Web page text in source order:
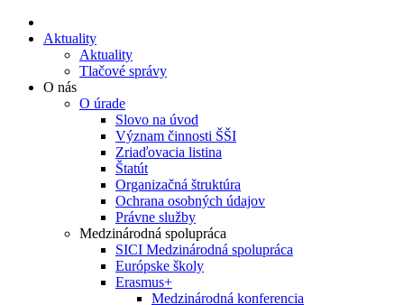
Aktuality
Aktuality
Tlačové správy
O nás
O úrade
Slovo na úvod
Význam činnosti ŠŠI
Zriaďovacia listina
Štatút
Organizačná štruktúra
Ochrana osobných údajov
Právne služby
Medzinárodná spolupráca
SICI Medzinárodná spolupráca
Európske školy
Erasmus+
Medzinárodná konferencia